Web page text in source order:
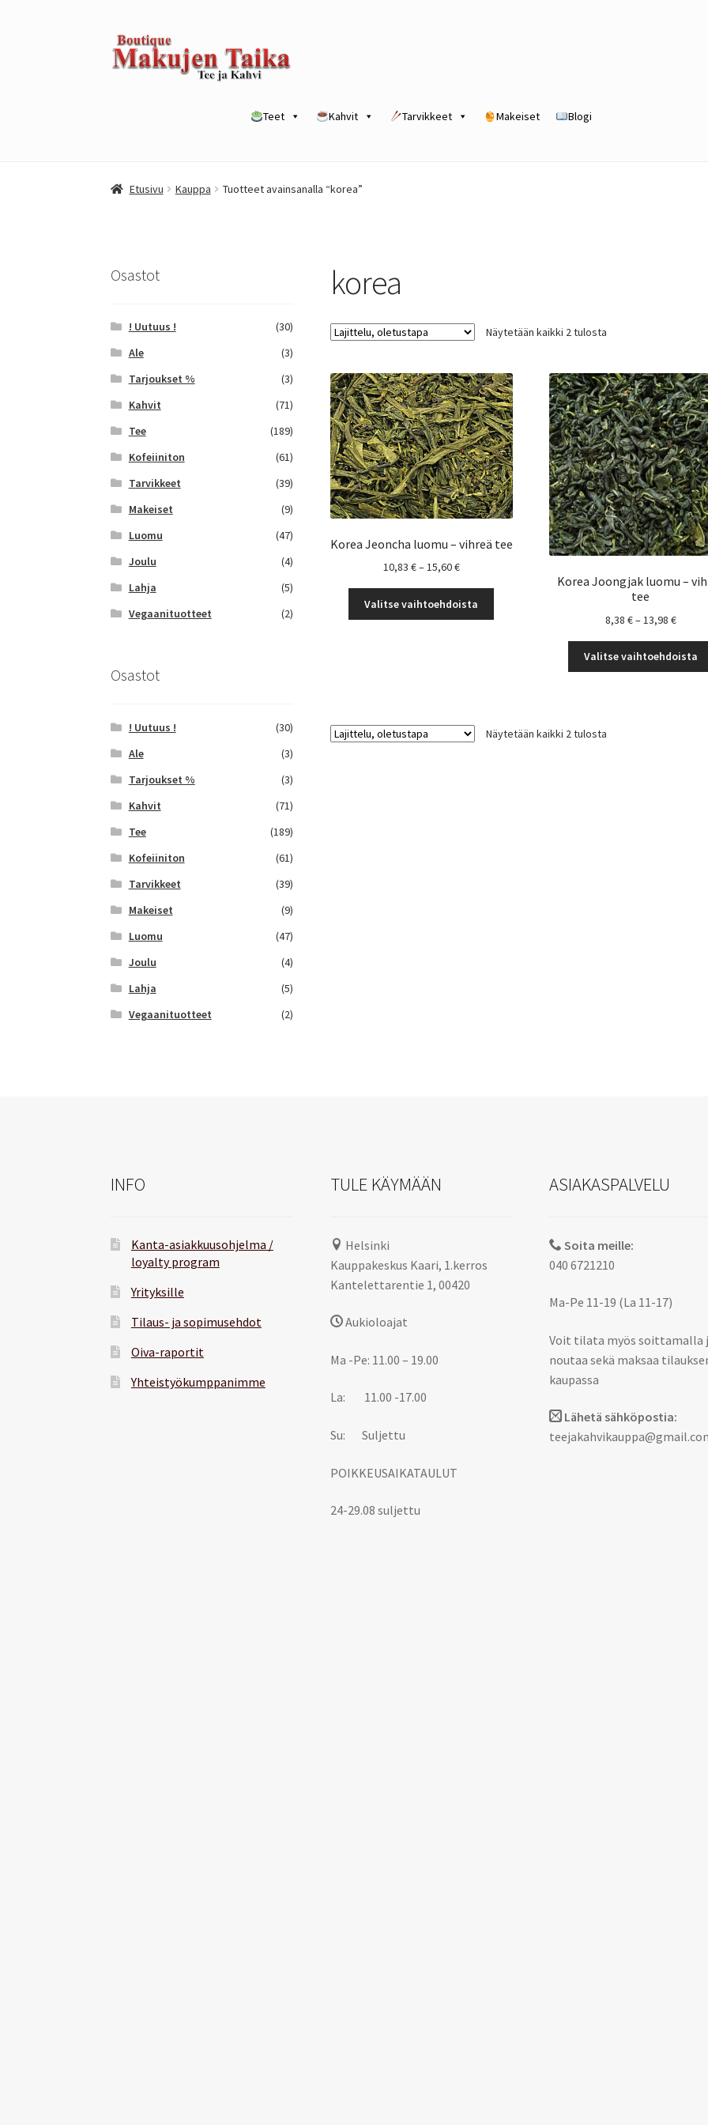
Siirry
navigointiin
Siirry
sisältöön
Teet Kahvit Tarvikkeet Makeiset Blogi
Yrityksille
Etusivu Kauppa Tuotteet avainsanalla “korea”
korea
Näytetään kaikki 2 tulosta
Korea Jeoncha luomu – vihreä tee
10,83 €–15,60€Hintaluokka:
-
15,60 €
Valitse vaihtoehdoista
tuotteen
Korea Joongjak luomu –
tee
8,38 €–13,98 €
-
13,98 €
Valitse vaihtoehdoista
Näytetään kaikki 2 tulosta
Osastot
! Uutuus !
(30)
Ale
(3)
Tarjoukset %
(3)
Kahvit
(71)
Tee
(189)
Kofeiiniton
(61)
Tarvikkeet
(39)
Makeiset
(9)
Luomu
(47)
Joulu
(4)
Lahja
(5)
Vegaanituotteet
(2)
Osastot
! Uutuus !
(30)
Ale
(3)
Tarjoukset %
(3)
Kahvit
(71)
Tee
(189)
Kofeiiniton
(61)
Tarvikkeet
(39)
Makeiset
(9)
Luomu
(47)
Joulu
(4)
Lahja
(5)
Vegaanituotteet
(2)
INFO
Kanta-asiakkuusohjelma /
loyalty program
Yrityksille
Tilaus- ja sopimusehdot
Oiva-raportit
Yhteistyökumppanimme
TULE KÄYMÄÄN
Helsinki
Kauppakeskus Kaari, 1.kerros
Kantelettarentie 1, 00420
Aukioloajat
Ma -Pe: 11.00 – 19.00
La: 11.00 -17.00
Su: Suljettu
POIKKEUSAIKATAULUT
24-29.08 suljettu
ASIAKASPALVELU
Soita meille:
040 6721210
Ma-Pe 11-19 (La 11-17)
Voit tilata myös soittamalla
noutaa sekä maksaa
kaupassa
Lähetä sähköpostia: